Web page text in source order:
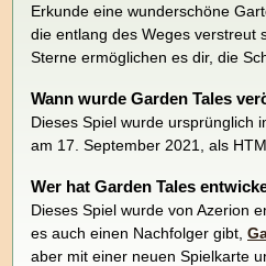
Erkunde eine wunderschöne
die entlang des Weges verstreut
Sterne ermöglichen es dir, die
Wann wurde Garden Tales
Dieses Spiel wurde ursprünglich
am 17. September 2021, als
Wer hat Garden Tales
Dieses Spiel wurde von Azerion
es auch einen Nachfolger gibt,
aber mit einer neuen Spielkarte